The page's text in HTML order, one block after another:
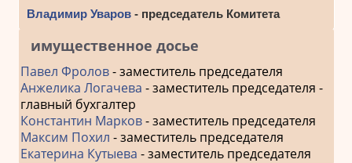
Владимир Уваров- председатель Комитета
имущественное досье
Павел Фролов- заместитель председателя
Анжелика Логачева - заместитель председателя -
главный бухгалтер
Константин Марков- заместитель председателя
Максим Похил - заместитель председателя
Екатерина Кутыева - заместитель председателя